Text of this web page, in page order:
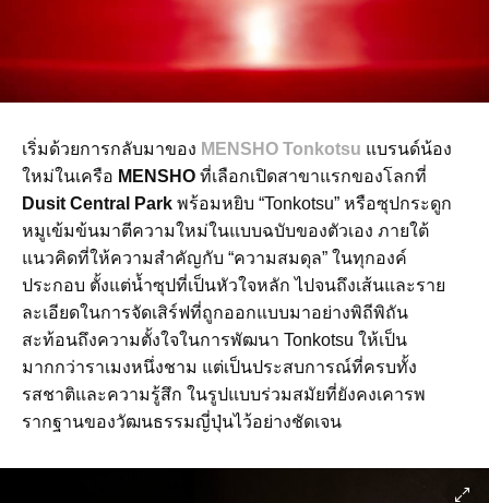
เริ่มด้วยการกลับมาของ MENSHO Tonkotsu แบรนด์น้อง
ใหม่ในเครือ MENSHO ที่เลือกเปิดสาขาแรกของโลกที่
Dusit Central Park พร้อมหยิบ “Tonkotsu” หรือซุปกระดูก
หมูเข้มข้นมาตีความใหม่ในแบบฉบับของตัวเอง ภายใต้
แนวคิดที่ให้ความสำคัญกับ “ความสมดุล” ในทุกองค์
ประกอบ ตั้งแต่น้ำซุปที่เป็นหัวใจหลัก ไปจนถึงเส้นและราย
ละเอียดในการจัดเสิร์ฟที่ถูกออกแบบมาอย่างพิถีพิถัน
สะท้อนถึงความตั้งใจในการพัฒนา Tonkotsu ให้เป็น
มากกว่าราเมงหนึ่งชาม แต่เป็นประสบการณ์ที่ครบทั้ง
รสชาติและความรู้สึก ในรูปแบบร่วมสมัยที่ยังคงเคารพ
รากฐานของวัฒนธรรมญี่ปุ่นไว้อย่างชัดเจน